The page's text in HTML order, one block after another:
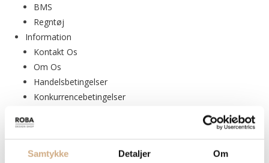
Samtykke Detaljer Om
BMS
Regntøj
Information
Kontakt Os
Om Os
Handelsbetingelser
Konkurrencebetingelser
Tilbud
Alle Tilbud
Tilbud Tramontina